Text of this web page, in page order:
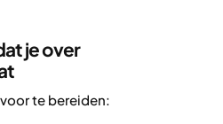
je over
te bereiden: